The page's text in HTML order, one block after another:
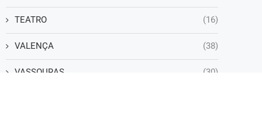
TEATRO (16)
VALENÇA (38)
VASSOURAS (30)